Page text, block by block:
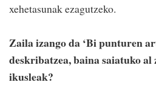
xehetasunak ezagutzeko.
Zaila izango da ‘Bi punturen
deskribatzea, baina saiatuko
ikusleak?